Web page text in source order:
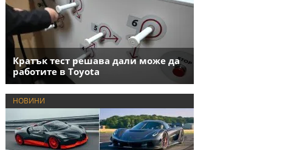
Кратък тест решава дали може да
работите в Toyota
НОВИНИ